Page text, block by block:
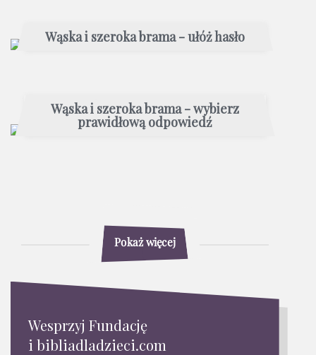
Wąska i szeroka brama - ułóż hasło
Wąska i szeroka brama - wybierz
prawidłową odpowiedź
Pokaż więcej
Wesprzyj Fundację
i bibliadladzieci.com